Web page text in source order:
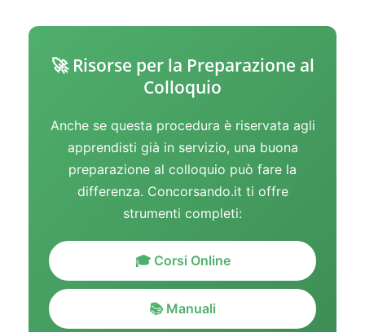
🚀 Risorse per la Preparazione al
Colloquio
Anche se questa procedura è riservata agli
apprendisti già in servizio, una buona
preparazione al colloquio può fare la
differenza. Concorsando.it ti offre
strumenti completi:
🎓 Corsi Online
📚 Manuali